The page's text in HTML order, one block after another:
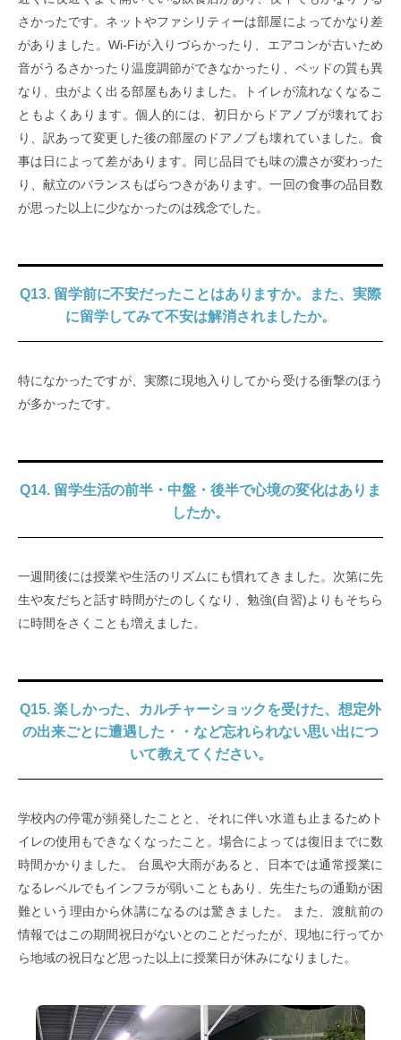
さかったです。ネットやファシリティーは部屋によってかなり差
がありました。Wi-Fiが入りづらかったり、エアコンが古いため
音がうるさかったり温度調節ができなかったり、ベッドの質も異
なり、虫がよく出る部屋もありました。トイレが流れなくなるこ
ともよくあります。個人的には、初日からドアノブが壊れてお
り、訳あって変更した後の部屋のドアノブも壊れていました。食
事は日によって差があります。同じ品目でも味の濃さが変わった
り、献立のバランスもばらつきがあります。一回の食事の品目数
が思った以上に少なかったのは残念でした。
Q13. 留学前に不安だったことはありますか。また、実際
に留学してみて不安は解消されましたか。
特になかったですが、実際に現地入りしてから受ける衝撃のほう
が多かったです。
Q14. 留学生活の前半・中盤・後半で心境の変化はありま
したか。
一週間後には授業や生活のリズムにも慣れてきました。次第に先
生や友だちと話す時間がたのしくなり、勉強(自習)よりもそちら
に時間をさくことも増えました。
Q15. 楽しかった、カルチャーショックを受けた、想定外
の出来ごとに遭遇した・・など忘れられない思い出につ
いて教えてください。
学校内の停電が頻発したことと、それに伴い水道も止まるためト
イレの使用もできなくなったこと。場合によっては復旧までに数
時間かかりました。 台風や大雨があると、日本では通常授業に
なるレベルでもインフラが弱いこともあり、先生たちの通勤が困
難という理由から休講になるのは驚きました。 また、渡航前の
情報ではこの期間祝日がないとのことだったが、現地に行ってか
ら地域の祝日など思った以上に授業日が休みになりました。